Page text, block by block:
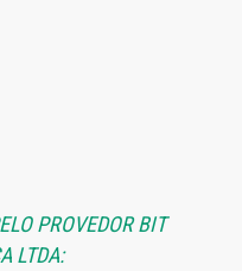
PROVEDOR BIT
LTDA: